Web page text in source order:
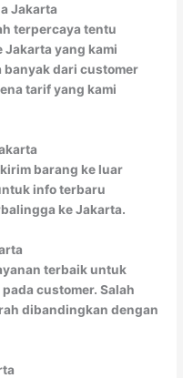
Jakarta
terpercaya tentu
Jakarta yang kami
banyak dari customer
tarif yang kami
barang ke luar
info terbaru
ke Jakarta.
terbaik untuk
customer. Salah
dibandingkan dengan